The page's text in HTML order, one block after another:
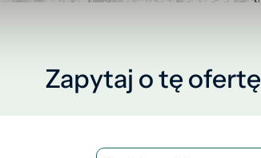
Zapytaj o tę ofertę